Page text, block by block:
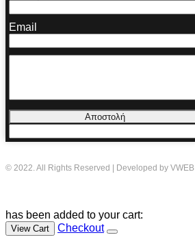
Email
Αποστολή
© 2022. All Rights Reserved | Developed by VWEB
has been added to your cart:
View Cart Checkout